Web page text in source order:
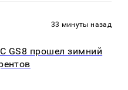
33 минуты назад
GS8 прошел зимний